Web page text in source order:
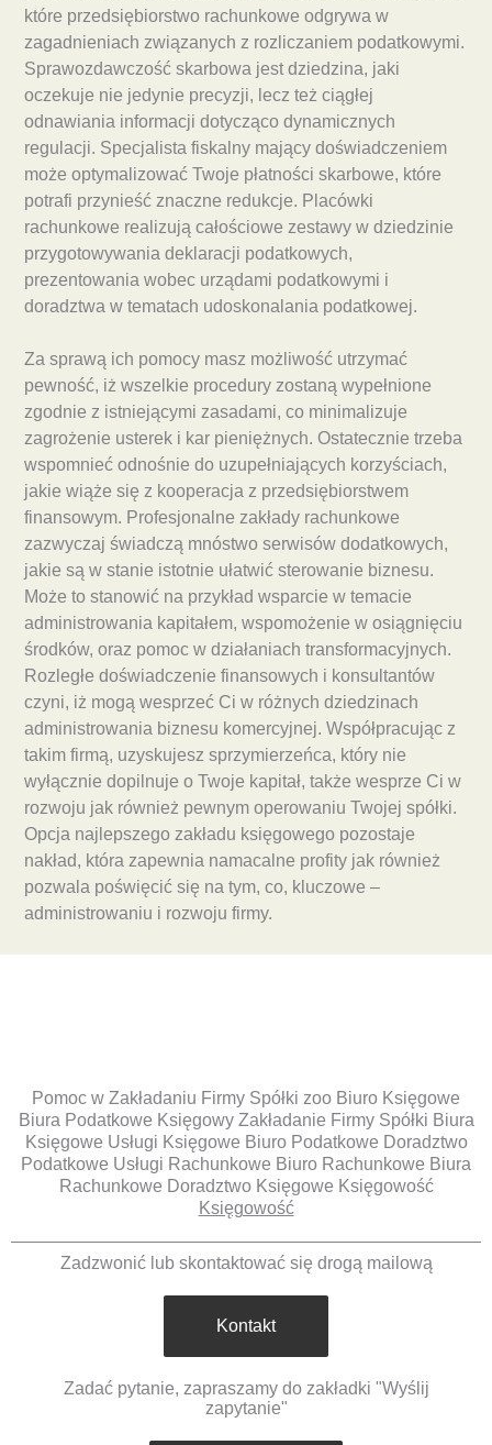
które przedsiębiorstwo rachunkowe odgrywa w
zagadnieniach związanych z rozliczaniem podatkowymi.
Sprawozdawczość skarbowa jest dziedzina, jaki
oczekuje nie jedynie precyzji, lecz też ciągłej
odnawiania informacji dotycząco dynamicznych
regulacji. Specjalista fiskalny mający doświadczeniem
może optymalizować Twoje płatności skarbowe, które
potrafi przynieść znaczne redukcje. Placówki
rachunkowe realizują całościowe zestawy w dziedzinie
przygotowywania deklaracji podatkowych,
prezentowania wobec urządami podatkowymi i
doradztwa w tematach udoskonalania podatkowej.
Za sprawą ich pomocy masz możliwość utrzymać
pewność, iż wszelkie procedury zostaną wypełnione
zgodnie z istniejącymi zasadami, co minimalizuje
zagrożenie usterek i kar pieniężnych. Ostatecznie trzeba
wspomnieć odnośnie do uzupełniających korzyściach,
jakie wiąże się z kooperacja z przedsiębiorstwem
finansowym. Profesjonalne zakłady rachunkowe
zazwyczaj świadczą mnóstwo serwisów dodatkowych,
jakie są w stanie istotnie ułatwić sterowanie biznesu.
Może to stanowić na przykład wsparcie w temacie
administrowania kapitałem, wspomożenie w osiągnięciu
środków, oraz pomoc w działaniach transformacyjnych.
Rozległe doświadczenie finansowych i konsultantów
czyni, iż mogą wesprzeć Ci w różnych dziedzinach
administrowania biznesu komercyjnej. Współpracując z
takim firmą, uzyskujesz sprzymierzeńca, który nie
wyłącznie dopilnuje o Twoje kapitał, także wesprze Ci w
rozwoju jak również pewnym operowaniu Twojej spółki.
Opcja najlepszego zakładu księgowego pozostaje
nakład, która zapewnia namacalne profity jak również
pozwala poświęcić się na tym, co, kluczowe –
administrowaniu i rozwoju firmy.
Pomoc w Zakładaniu Firmy Spółki zoo Biuro Księgowe
Biura Podatkowe Księgowy Zakładanie Firmy Spółki Biura
Księgowe Usługi Księgowe Biuro Podatkowe Doradztwo
Podatkowe Usługi Rachunkowe Biuro Rachunkowe Biura
Rachunkowe Doradztwo Księgowe Księgowość
Księgowość
Zadzwonić lub skontaktować się drogą mailową
Kontakt
Zadać pytanie, zapraszamy do zakładki "Wyślij
zapytanie"